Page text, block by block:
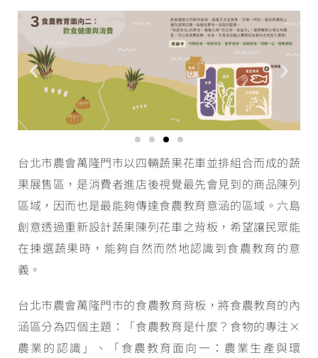
台北市農會萬隆門市以四輛蔬果花車並排組合而成的蔬
果展售區，是消費者進店後視覺最先會見到的商品陳列
區域，因而也是最能夠傳達食農教育意涵的區域。六島
創意透過重新設計蔬果陳列花車之背板，希望讓民眾能
在揀選蔬果時，能夠自然而然地認識到食農教育的意
義。
台北市農會萬隆門市的食農教育背板，將食農教育的內
涵區分為四個主題：「食農教育是什麼？食物的專注×
農業的認識」、「食農教育面向一：農業生產與環